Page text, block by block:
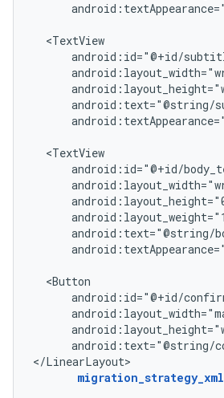
android:text="@string/
</LinearLayout>